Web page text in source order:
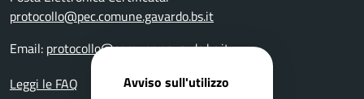
protocollo@pec.comune.gavardo.bs.it
Email: protocollo@comune.gavardo.bs.it
Leggi le FAQ
Avviso sull'utilizzo